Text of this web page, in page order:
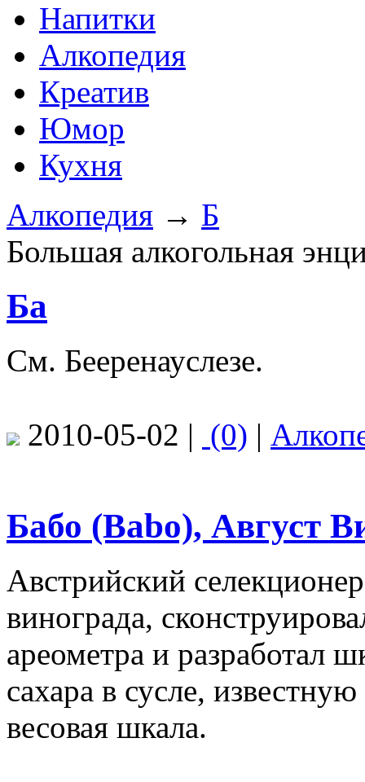
Напитки
Алкопедия
Креатив
Юмор
Кухня
Алкопедия → Б
Большая алкогольная
Ба
См. Бееренауслезе.
2010-05-02 | (0) |
Бабо (Babo), Август
Австрийский
винограда,
ареометра и разработал
сахара в сусле,
весовая шкала.